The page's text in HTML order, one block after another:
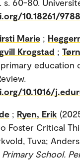
. s. 60-80.
10.18261/
Marie ;
Krogstad ;
education
10.1016/
; Ryen, Erik
Foster Critical
Tuva;
Primary School.